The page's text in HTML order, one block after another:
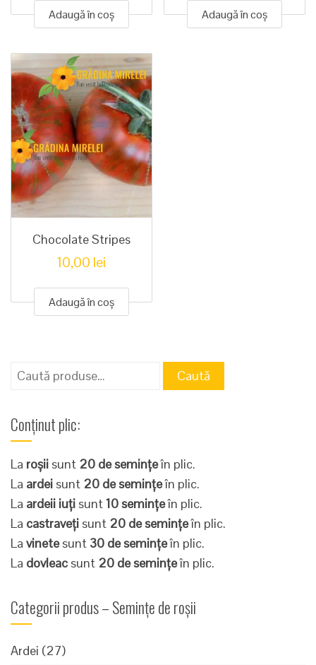
Adaugă în coș Adaugă în coș
Chocolate Stripes
10,00 lei
Adaugă în coș
Caută
Caută
Conținut plic:
La roșii sunt 20 de semințeîn plic.
La ardei sunt 20 de semințeîn plic.
La ardeii iuți sunt10 semințeîn plic.
La castraveți sunt 20 de semințeîn plic.
La vinetesunt 30 de semințeîn plic.
La dovleac sunt 20 de semințeîn plic.
Categorii produs – Semințe de roșii
Ardei (27)